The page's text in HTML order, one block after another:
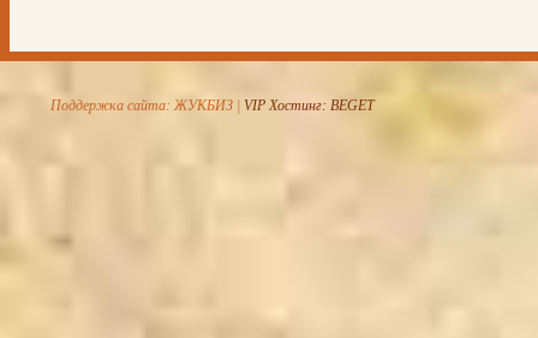
Поддержка сайта: ЖУКБИЗ | VIP Хостинг: BEGET